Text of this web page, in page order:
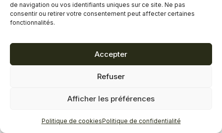
de navigation ou vos identifiants uniques sur ce site. Ne pas
consentir ou retirer votre consentement peut affecter certaines
fonctionnalités.
Accepter
Refuser
Afficher les préférences
Politique de cookiesPolitique de confidentialité